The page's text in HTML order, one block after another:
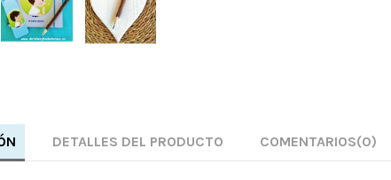
DETALLES DEL PRODUCTO COMENTARIOS(0)